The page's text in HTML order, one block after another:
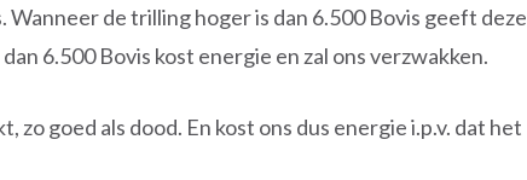
de trilling hoger is dan 6.500 Bovis geeft deze
6.500 Bovis kost energie en zal ons verzwakken.
zo goed als dood. En kost ons dus energie i.p.v. dat het